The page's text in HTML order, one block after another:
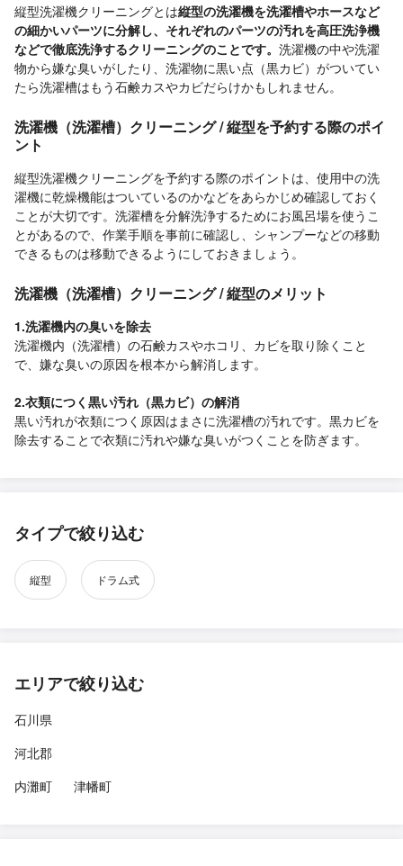
縦型洗濯機クリーニングとは縦型の洗濯機を洗濯槽やホースなど
の細かいパーツに分解し、それぞれのパーツの汚れを高圧洗浄機
などで徹底洗浄するクリーニングのことです。 洗濯機の中や洗濯
物から嫌な臭いがしたり、洗濯物に黒い点（黒カビ）がついてい
たら洗濯槽はもう石鹸カスやカビだらけかもしれません。
洗濯機（洗濯槽）クリーニング / 縦型を予約する際のポイ
ント
縦型洗濯機クリーニングを予約する際のポイントは、使用中の洗
濯機に乾燥機能はついているのかなどをあらかじめ確認しておく
ことが大切です。洗濯槽を分解洗浄するためにお風呂場を使うこ
とがあるので、作業手順を事前に確認し、シャンプーなどの移動
できるものは移動できるようにしておきましょう。
洗濯機（洗濯槽）クリーニング / 縦型のメリット
1.洗濯機内の臭いを除去
洗濯機内（洗濯槽）の石鹸カスやホコリ、カビを取り除くこと
で、嫌な臭いの原因を根本から解消します。
2.衣類につく黒い汚れ（黒カビ）の解消
黒い汚れが衣類につく原因はまさに洗濯槽の汚れです。黒カビを
除去することで衣類に汚れや嫌な臭いがつくことを防ぎます。
タイプで絞り込む
縦型 ドラム式
エリアで絞り込む
石川県
河北郡
内灘町
津幡町